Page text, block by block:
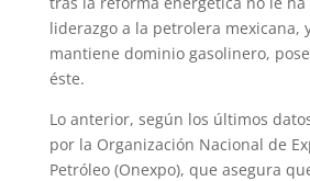
liderazgo a la petrolera mexicana,
mantiene dominio gasolinero,
éste.
Lo anterior, según los últimos
por la Organización Nacional de
Petróleo (Onexpo), que asegura